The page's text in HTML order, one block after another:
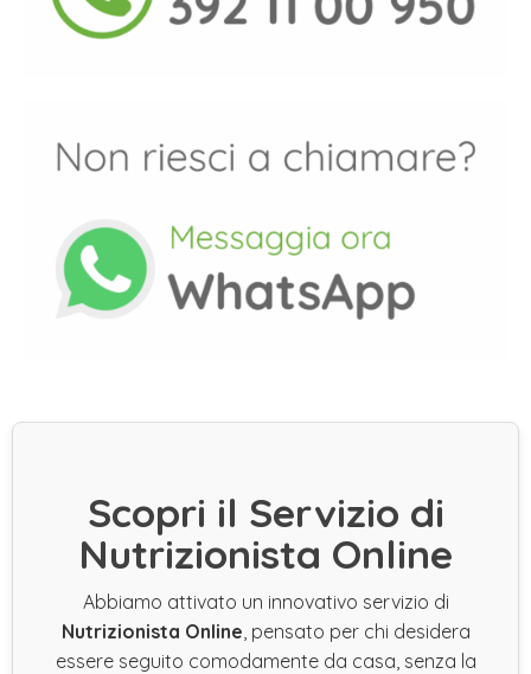
Scopri il Servizio di
Nutrizionista Online
Abbiamo attivato un innovativo servizio di
Nutrizionista Online , pensato per chi desidera
essere seguito comodamente da casa, senza la